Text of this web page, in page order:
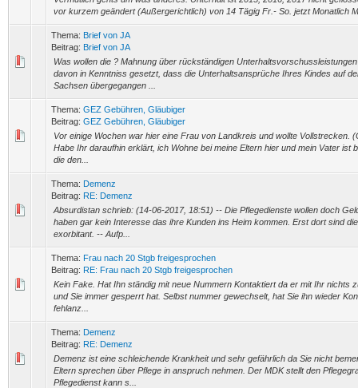
vor kurzem geändert (Außergerichtlich) von 14 Tägig Fr.- So. jetzt Monatlich
Thema: Brief von JA
Beitrag: Brief von JA
Was wollen die ? Mahnung über rückständigen
davon in Kenntniss gesetzt, dass die Unterhaltsansprüche Ihres Kindes auf
Sachsen übergegangen ...
Thema: GEZ Gebühren, Gläubiger
Beitrag: GEZ Gebühren, Gläubiger
Vor einige Wochen war hier eine Frau von Landkreis und wollte Vollstrecken.
Habe Ihr daraufhin erklärt, ich Wohne bei meine Eltern hier und mein Vater ist
die den...
Thema: Demenz
Beitrag: RE: Demenz
Absurdistan schrieb: (14-06-2017, 18:51) -- Die Pflegedienste wollen doch
haben gar kein Interesse das ihre Kunden ins Heim kommen. Erst dort sind
exorbitant. -- Aufp...
Thema: Frau nach 20 Stgb freigesprochen
Beitrag: RE: Frau nach 20 Stgb freigesprochen
Kein Fake. Hat Ihn ständig mit neue Nummern Kontaktiert da er mit Ihr nichts
und Sie immer gesperrt hat. Selbst nummer gewechselt, hat Sie ihn wieder
fehlanz...
Thema: Demenz
Beitrag: RE: Demenz
Demenz ist eine schleichende Krankheit und sehr gefährlich da Sie nicht
Eltern sprechen über Pflege in anspruch nehmen. Der MDK stellt den
Pflegedienst kann s...